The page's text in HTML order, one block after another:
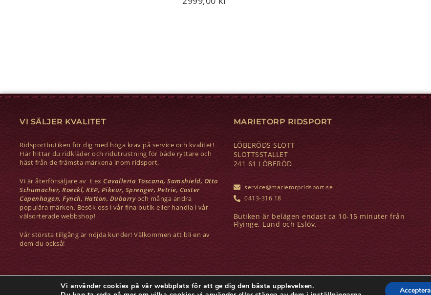
VI SÄLJER KVALITET
Ridsportbutiken för dig med höga krav på service och kvalitet!
Här hittar du ridkläder och ridutrustning för både ryttare och
häst från de främsta märkena inom ridsport.
Vi är återförsäljare av t ex Cavalleria Toscana, Samshield, Otto
Schumacher, Roeckl, KEP, Pikeur, Sprenger, Petrie, Coster
Copenhagen, Fynch, Hatton, Dubarryoch många andra
populära märken. Besök oss i vår fina butik eller handla i vår
välsorterade webbshop!
Vår största tillgång är nöjda kunder! Välkommen att bli en av
dem du också!
MARIETORP RIDSPORT
LÖBERÖDS SLOTT
SLOTTSSTALLET
241 61 LÖBERÖD
service@marietorpridsport.se
0413-316 18
Butiken är belägen endast ca 10-15 minuter från
Flyinge, Lund och Eslöv.
COPYRIGHT © MARIETORP RIDSPORT
Vi använder cookies på vår webbplats för att ge dig den bästa upplevelsen.
Acceptera